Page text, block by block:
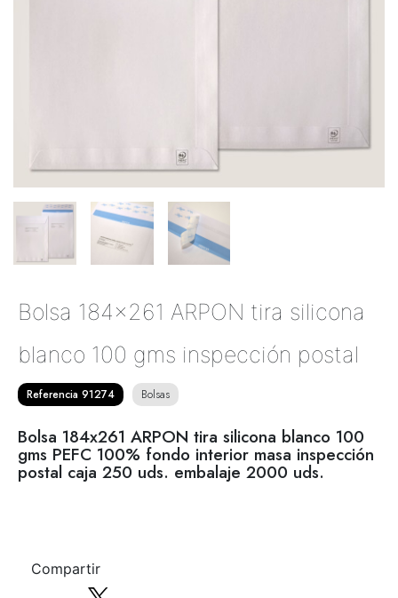
Bolsa 184x261 ARPON tira silicona
blanco 100 gms inspección postal
Referencia 91274 Bolsas
Bolsa 184x261 ARPON tira silicona blanco 100
gms PEFC 100% fondo interior masa inspección
postal caja 250 uds. embalaje 2000 uds.
Compartir